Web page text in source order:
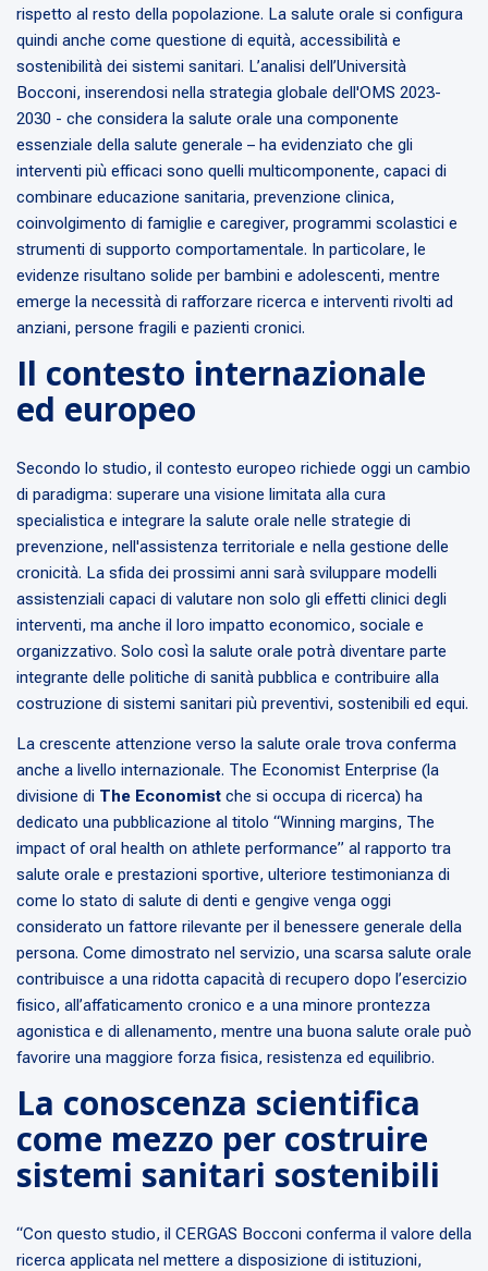
rispetto al resto della popolazione. La salute orale si configura
quindi anche come questione di equità, accessibilità e
sostenibilità dei sistemi sanitari. L’analisi dell’Università
Bocconi, inserendosi nella strategia globale dell'OMS 2023-
2030 - che considera la salute orale una componente
essenziale della salute generale – ha evidenziato che gli
interventi più efficaci sono quelli multicomponente, capaci di
combinare educazione sanitaria, prevenzione clinica,
coinvolgimento di famiglie e caregiver, programmi scolastici e
strumenti di supporto comportamentale. In particolare, le
evidenze risultano solide per bambini e adolescenti, mentre
emerge la necessità di rafforzare ricerca e interventi rivolti ad
anziani, persone fragili e pazienti cronici.
Il contesto internazionale
ed europeo
Secondo lo studio, il contesto europeo richiede oggi un cambio
di paradigma: superare una visione limitata alla cura
specialistica e integrare la salute orale nelle strategie di
prevenzione, nell'assistenza territoriale e nella gestione delle
cronicità. La sfida dei prossimi anni sarà sviluppare modelli
assistenziali capaci di valutare non solo gli effetti clinici degli
interventi, ma anche il loro impatto economico, sociale e
organizzativo. Solo così la salute orale potrà diventare parte
integrante delle politiche di sanità pubblica e contribuire alla
costruzione di sistemi sanitari più preventivi, sostenibili ed equi.
La crescente attenzione verso la salute orale trova conferma
anche a livello internazionale. The Economist Enterprise (la
divisione di The Economist che si occupa di ricerca) ha
dedicato una pubblicazione al titolo “Winning margins, The
impact of oral health on athlete performance” al rapporto tra
salute orale e prestazioni sportive, ulteriore testimonianza di
come lo stato di salute di denti e gengive venga oggi
considerato un fattore rilevante per il benessere generale della
persona. Come dimostrato nel servizio, una scarsa salute orale
contribuisce a una ridotta capacità di recupero dopo l’esercizio
fisico, all’affaticamento cronico e a una minore prontezza
agonistica e di allenamento, mentre una buona salute orale può
favorire una maggiore forza fisica, resistenza ed equilibrio.
La conoscenza scientifica
come mezzo per costruire
sistemi sanitari sostenibili
“Con questo studio, il CERGAS Bocconi conferma il valore della
ricerca applicata nel mettere a disposizione di istituzioni,